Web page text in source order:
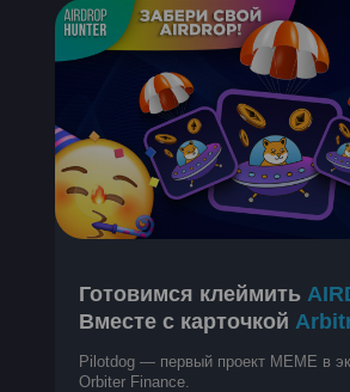
Готовимся клеймить
Вместе с карточкой
Pilotdog — первый проект MEME в
Orbiter Finance.